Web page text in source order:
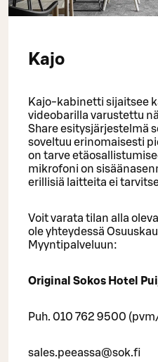
Kajo
Kajo-kabinetti sijaitsee
videobarilla varustettu
Share esitysjärjestelmä
soveltuu erinomaisesti
on tarve
mikrofoni on
erillisiä laitteita ei
Voit varata tilan alla
ole yhteydessä
Myyntipalveluun:
Original Sokos Hotel
Puh. 010 762 9500
sales.peeassa@sok.fi